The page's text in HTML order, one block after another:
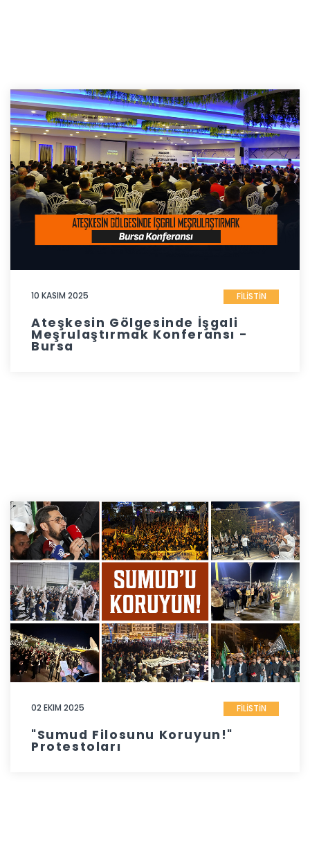
10 KASIM 2025 FİLİSTİN
Ateşkesin Gölgesinde İşgali
Meşrulaştırmak Konferansı -
Bursa
02 EKIM 2025 FİLİSTİN
"Sumud Filosunu Koruyun!"
Protestoları